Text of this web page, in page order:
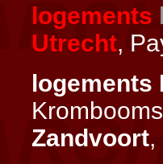
logements
Utrecht,
Zandvoort,